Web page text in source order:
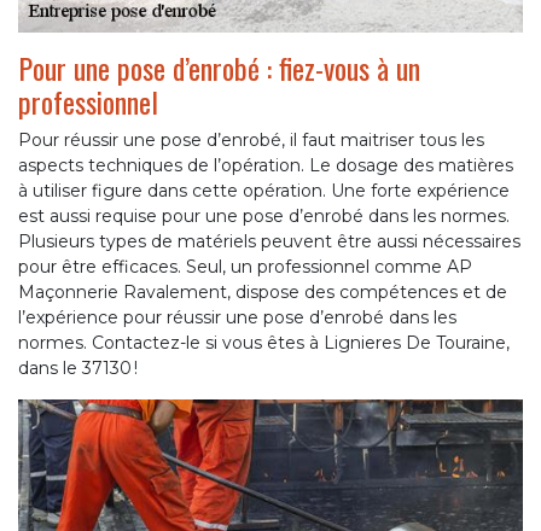
Pour une pose d’enrobé : fiez-vous à un
professionnel
Pour réussir une pose d’enrobé, il faut maitriser tous les
aspects techniques de l’opération. Le dosage des matières
à utiliser figure dans cette opération. Une forte expérience
est aussi requise pour une pose d’enrobé dans les normes.
Plusieurs types de matériels peuvent être aussi nécessaires
pour être efficaces. Seul, un professionnel comme AP
Maçonnerie Ravalement, dispose des compétences et de
l’expérience pour réussir une pose d’enrobé dans les
normes. Contactez-le si vous êtes à Lignieres De Touraine,
dans le 37130 !